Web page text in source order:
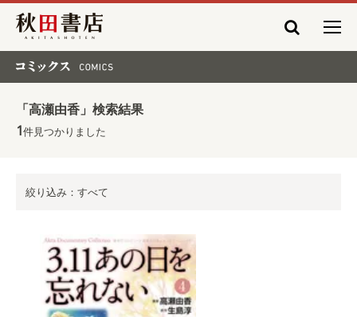
秋田書店
「高瀬由香」検索結果
1件見つかりました
絞り込み：すべて